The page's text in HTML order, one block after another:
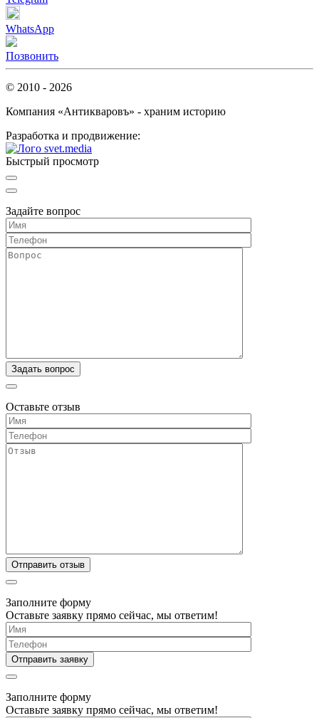
WhatsApp
Позвонить
© 2010 - 2026
Компания «Антикваровъ» - храним историю
Разработка и продвижение:
Быстрый просмотр
Задайте вопрос
Оставьте отзыв
Заполните форму
Оставьте заявку прямо сейчас, мы ответим!
Заполните форму
Оставьте заявку прямо сейчас, мы ответим!